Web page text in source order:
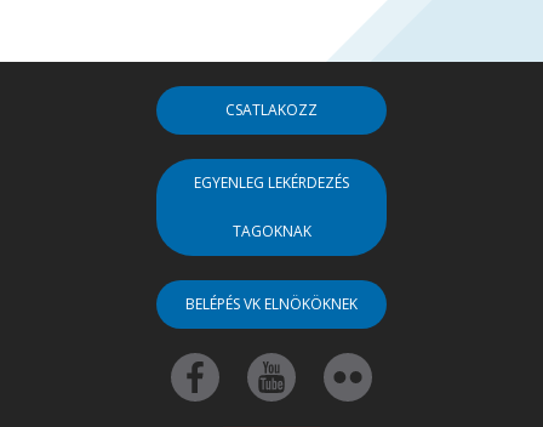
CSATLAKOZZ
EGYENLEG LEKÉRDEZÉS
TAGOKNAK
BELÉPÉS VK ELNÖKÖKNEK